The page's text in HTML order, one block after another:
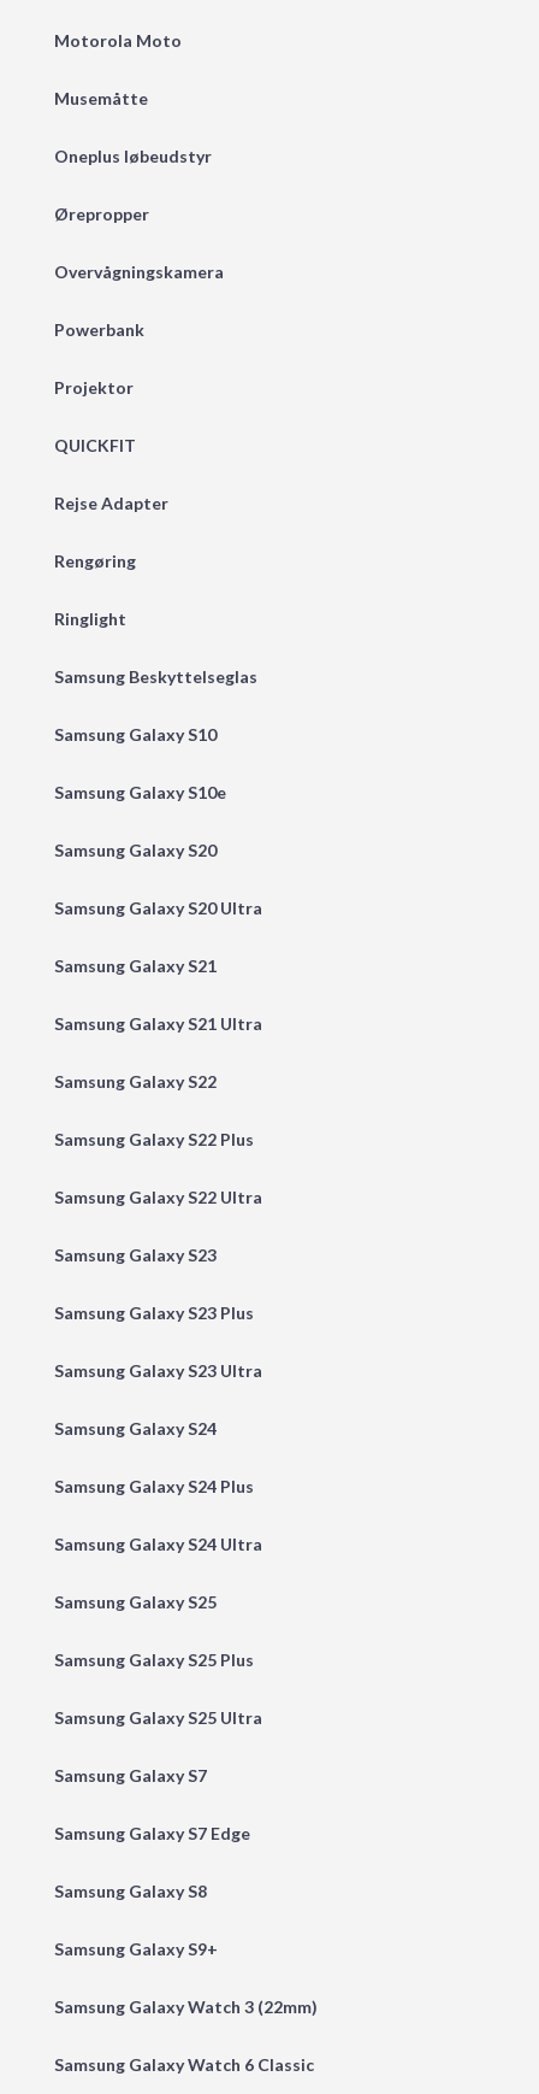
Motorola Moto
Musemåtte
Oneplus løbeudstyr
Ørepropper
Overvågningskamera
Powerbank
Projektor
QUICKFIT
Rejse Adapter
Rengøring
Ringlight
Samsung Beskyttelseglas
Samsung Galaxy S10
Samsung Galaxy S10e
Samsung Galaxy S20
Samsung Galaxy S20 Ultra
Samsung Galaxy S21
Samsung Galaxy S21 Ultra
Samsung Galaxy S22
Samsung Galaxy S22 Plus
Samsung Galaxy S22 Ultra
Samsung Galaxy S23
Samsung Galaxy S23 Plus
Samsung Galaxy S23 Ultra
Samsung Galaxy S24
Samsung Galaxy S24 Plus
Samsung Galaxy S24 Ultra
Samsung Galaxy S25
Samsung Galaxy S25 Plus
Samsung Galaxy S25 Ultra
Samsung Galaxy S7
Samsung Galaxy S7 Edge
Samsung Galaxy S8
Samsung Galaxy S9+
Samsung Galaxy Watch 3 (22mm)
Samsung Galaxy Watch 6 Classic